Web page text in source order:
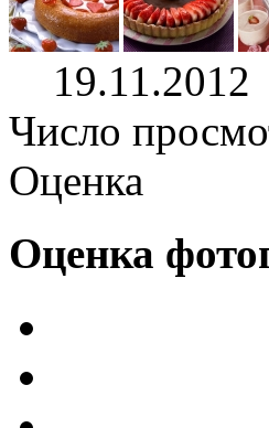
19.11.2012
Число
Оценка
Оценка